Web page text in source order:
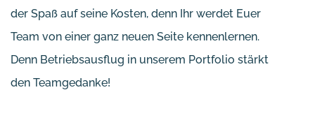
der Spaß auf seine Kosten, denn Ihr werdet Euer
Team von einer ganz neuen Seite kennenlernen.
Denn Betriebsausflug in unserem Portfolio stärkt
den Teamgedanke!